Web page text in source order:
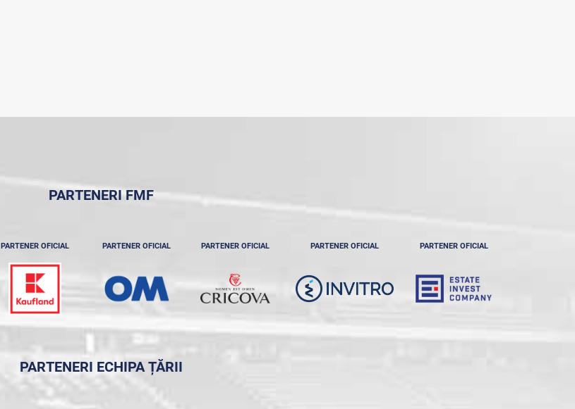
PARTENERI FMF
PARTENER OFICIAL PARTENER OFICIAL PARTENER OFICIAL PARTENER OFICIAL PARTENER OFICIAL
PARTENERI ECHIPA ȚĂRII